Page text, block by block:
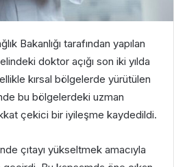
Bakanlığı tarafından yapılan
doktor açığı son iki yılda
kırsal bölgelerde yürütülen
bu bölgelerdeki uzman
çekici bir iyileşme kaydedildi.
çıtayı yükseltmek amacıyla